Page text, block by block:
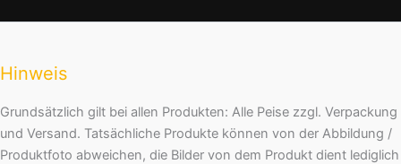
Hinweis
Grundsätzlich gilt bei allen Produkten: Alle Peise zzgl. Verpackung
und Versand. Tatsächliche Produkte können von der Abbildung /
Produktfoto abweichen, die Bilder von dem Produkt dient lediglich